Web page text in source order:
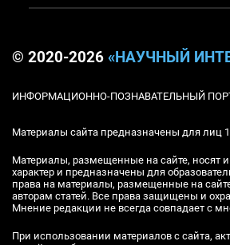
© 2020-2026 «НАУЧНЫЙ
ИНФОРМАЦИОННО-ПОЗНАВАТЕЛЬНЫЙ
Материалы сайта предназначены для лиц
Материалы, размещенные на сайте, носят
характер и предназначены для
права на материалы, размещенные на
авторам статей. Все права защищены и
Мнение редакции не всегда совпадает с
При использовании материалов с сайта,